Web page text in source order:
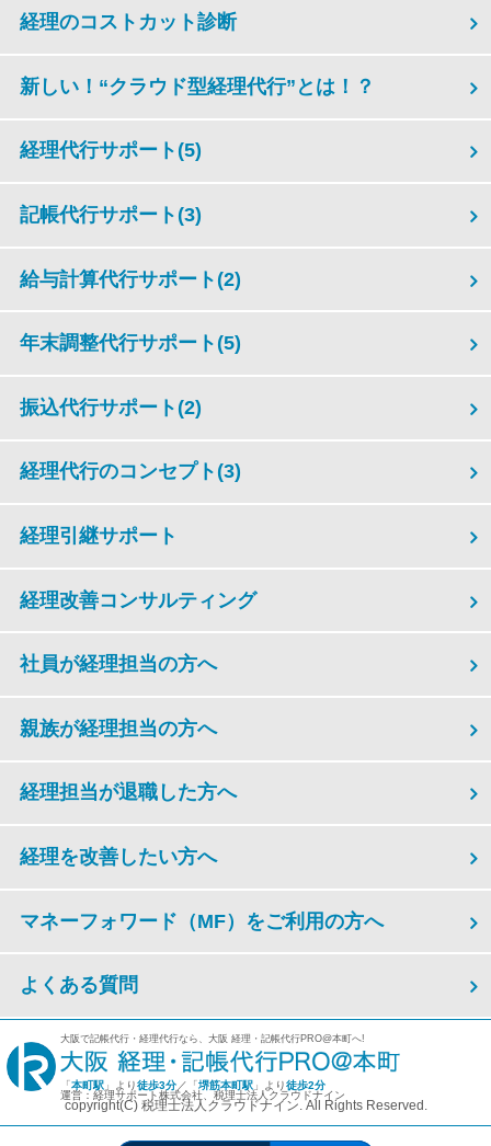
経理のコストカット診断
新しい！“クラウド型経理代行”とは！？
経理代行サポート (5)
記帳代行サポート (3)
給与計算代行サポート (2)
年末調整代行サポート (5)
振込代行サポート (2)
経理代行のコンセプト (3)
経理引継サポート
経理改善コンサルティング
社員が経理担当の方へ
親族が経理担当の方へ
経理担当が退職した方へ
経理を改善したい方へ
マネーフォワード（MF）をご利用の方へ
よくある質問
大阪で記帳代行・経理代行なら、大阪 経理・記帳代行PRO@本町へ!
「本町駅 」より徒歩3分 ／「堺筋本町駅 」より徒歩2分
運営：経理サポート株式会社、税理士法人クラウドナイン
copyright(C) 税理士法人クラウドナイン. All Rights Reserved.